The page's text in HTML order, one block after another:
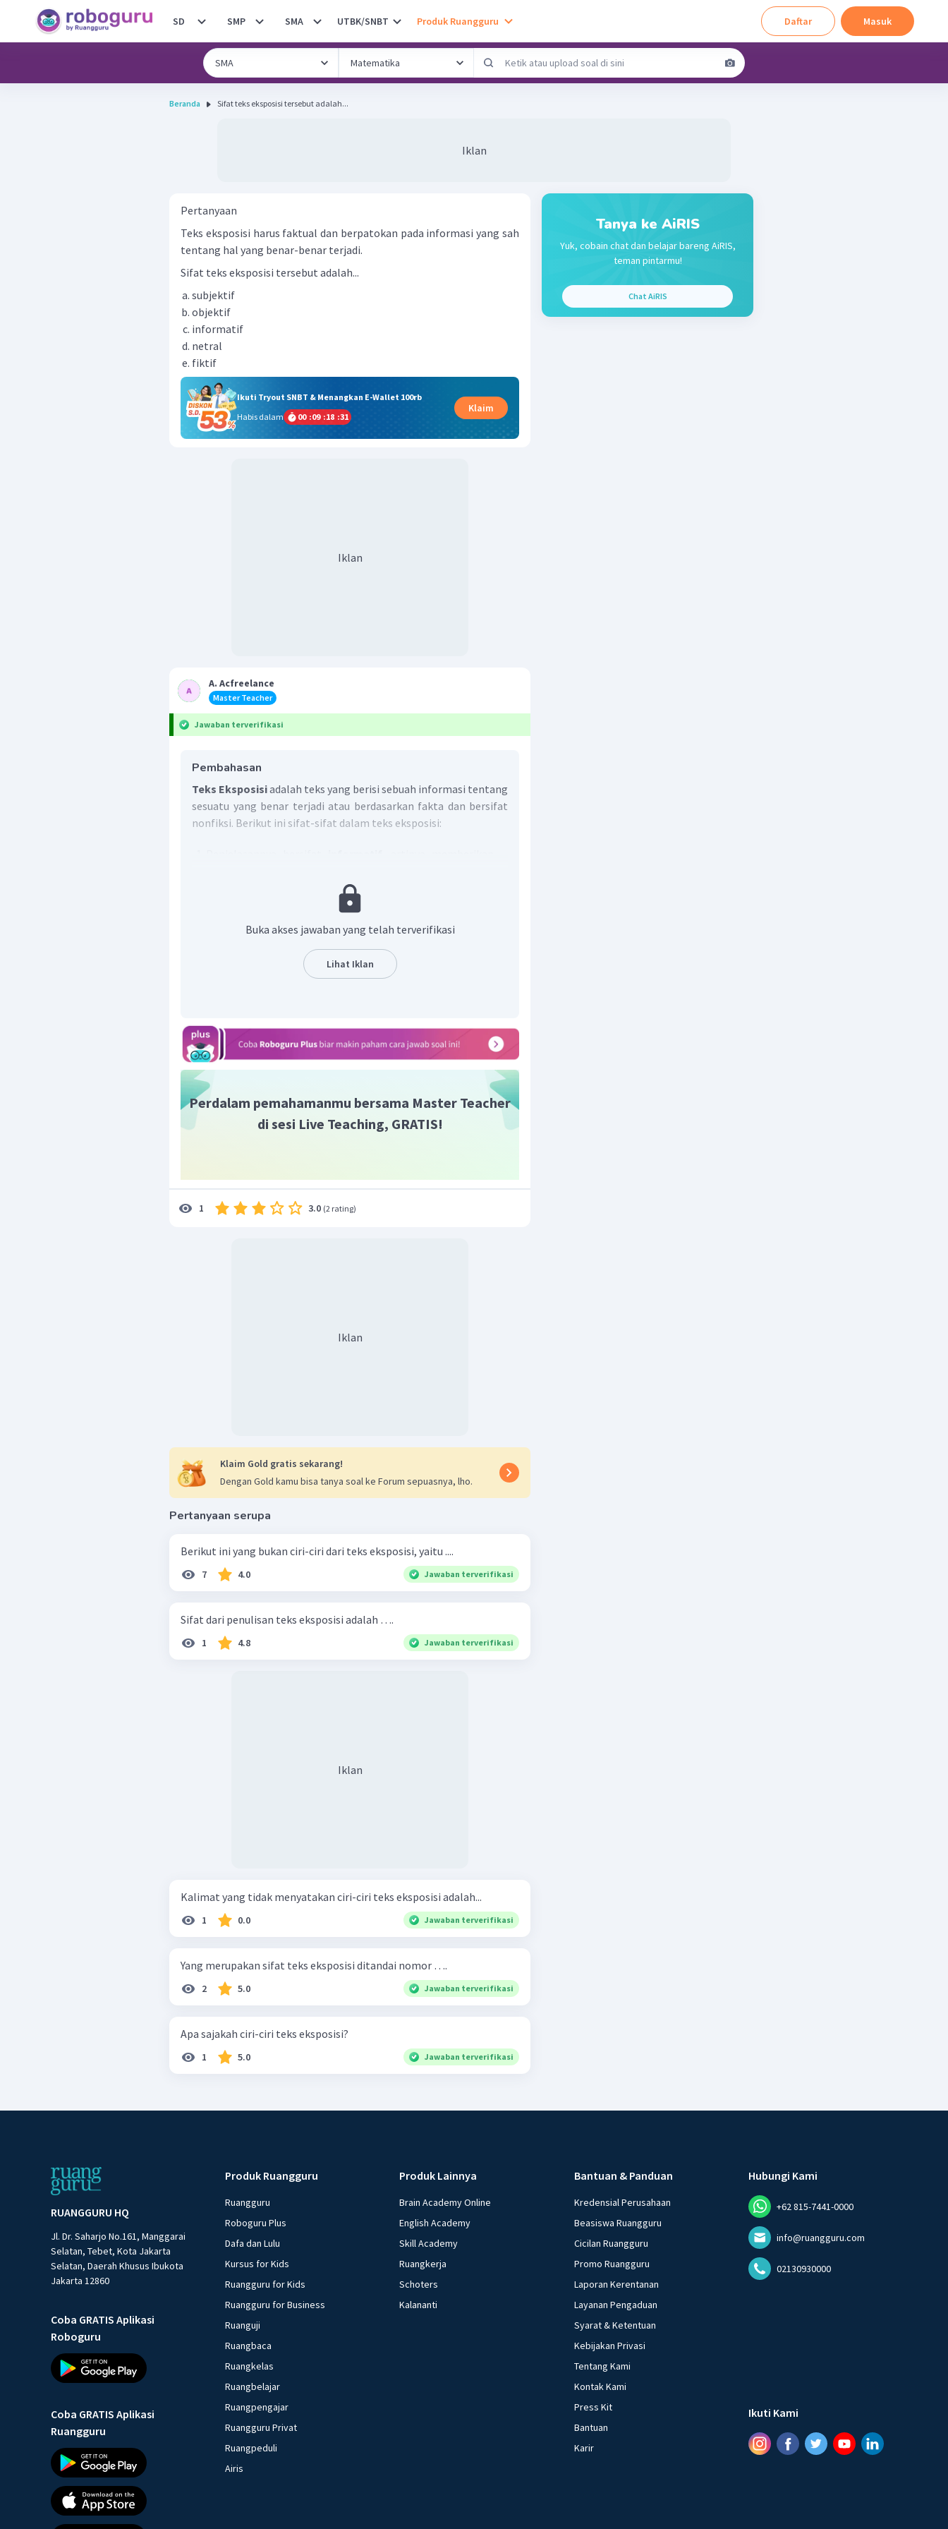
SD SMP SMA UTBK/SNBT Produk Ruangguru Daftar Masuk
Beranda Sifat teks eksposisi tersebut adalah...
Iklan
Pertanyaan
Teks eksposisi harus faktual dan berpatokan pada informasi yang sah
tentang hal yang benar-benar terjadi.
Sifat teks eksposisi tersebut adalah...
subjektif
objektif
informatif
netral
fiktif
Ikuti Tryout SNBT & Menangkan E-Wallet 100rb
Habis dalam
00 :09 :18 :30
Klaim
Iklan
A. Acfreelance
Master Teacher
Jawaban terverifikasi
Pembahasan
Teks Eksposisiadalah teks yang berisi sebuah informasi tentang
sesuatu yang benar terjadi atau berdasarkan fakta dan bersifat
nonfiksi. Berikut ini sifat-sifat dalam teks eksposisi:
Pembahasan masalahnya bersifat
dengan keadaan yang sebenarnya atau berdasarkan fakta.
suatu pihak dan juga tidak berisi hal-hal yang menjatuhkan
Dengan demikian, jawaban yang tepat adalah B.
Buka akses jawaban yang telah terverifikasi
Lihat Iklan
Perdalam pemahamanmu bersama Master Teacher
di sesi Live Teaching, GRATIS!
1 3.0 (2 rating)
Iklan
Klaim Gold gratis sekarang!
Dengan Gold kamu bisa tanya soal ke Forum sepuasnya, lho.
Pertanyaan serupa
Berikut ini yang bukan ciri-ciri dari teks eksposisi, yaitu ....
7 4.0 Jawaban terverifikasi
Sifat dari penulisan teks eksposisi adalah ….
1 4.8 Jawaban terverifikasi
Iklan
Kalimat yang tidak menyatakan ciri-ciri teks eksposisi adalah...
1 0.0 Jawaban terverifikasi
Yang merupakan sifat teks eksposisi ditandai nomor ….
2 5.0 Jawaban terverifikasi
Apa sajakah ciri-ciri teks eksposisi?
1 5.0 Jawaban terverifikasi
Tanya ke AiRIS
Yuk, cobain chat dan belajar bareng AiRIS,
teman pintarmu!
Chat AiRIS
RUANGGURU HQ
Jl. Dr. Saharjo No.161, Manggarai
Selatan, Tebet, Kota Jakarta
Selatan, Daerah Khusus Ibukota
Jakarta 12860
Coba GRATIS Aplikasi
Roboguru
Coba GRATIS Aplikasi
Ruangguru
Produk Ruangguru
Ruangguru
Roboguru Plus
Dafa dan Lulu
Kursus for Kids
Ruangguru for Kids
Ruangguru for Business
Ruanguji
Ruangbaca
Ruangkelas
Ruangbelajar
Ruangpengajar
Ruangguru Privat
Ruangpeduli
Airis
Produk Lainnya
Brain Academy Online
English Academy
Skill Academy
Ruangkerja
Schoters
Kalananti
Bantuan & Panduan
Kredensial Perusahaan
Beasiswa Ruangguru
Cicilan Ruangguru
Promo Ruangguru
Laporan Kerentanan
Layanan Pengaduan
Syarat & Ketentuan
Kebijakan Privasi
Tentang Kami
Kontak Kami
Press Kit
Bantuan
Karir
Hubungi Kami
+62 815-7441-0000
info@ruangguru.com
02130930000
Ikuti Kami